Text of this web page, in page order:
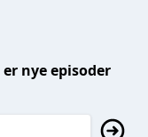
nye episoder